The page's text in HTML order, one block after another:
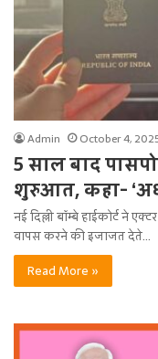
Admin October 4,
5 साल बाद
शुरुआत, कहा-
नई दिल्ली बॉम्बे हाईकोर्ट ने
वापस करने की इजाजत देते…
Read More »